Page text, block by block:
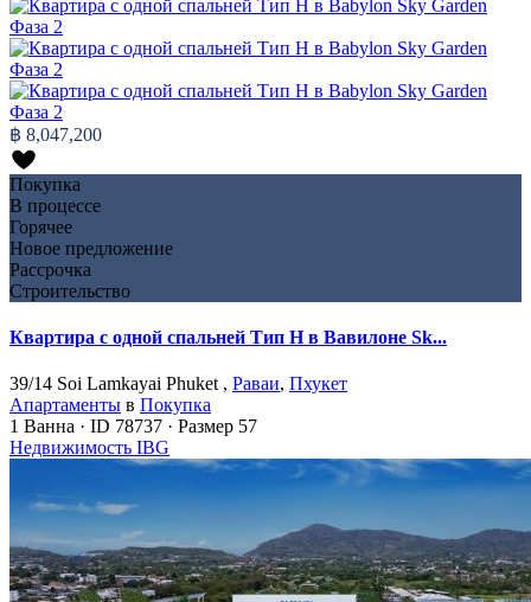
฿ 8,047,200
Покупка
В процессе
Горячее
Новое предложение
Рассрочка
Строительство
Квартира с одной спальней Тип H в Вавилоне Sk...
39/14 Soi Lamkayai Phuket , Раваи, Пхукет
Апартаменты в Покупка
1 Ванна · ID 78737 · Размер 57
Недвижимость IBG